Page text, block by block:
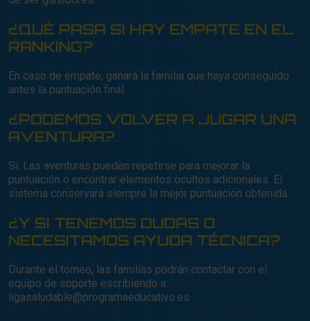
¿QUÉ PASA SI HAY EMPATE EN EL
RANKING?
En caso de empate, ganará la familia que haya conseguido
antes la puntuación final.
¿PODEMOS VOLVER A JUGAR UNA
AVENTURA?
Sí. Las aventuras pueden repetirse para mejorar la
puntuación o encontrar elementos ocultos adicionales. El
sistema conservará siempre la mejor puntuación obtenida.
¿Y SI TENEMOS DUDAS O
NECESITAMOS AYUDA TÉCNICA?
Durante el torneo, las familias podrán contactar con el
equipo de soporte escribiendo a:
ligasaludable@programaeducativo.es